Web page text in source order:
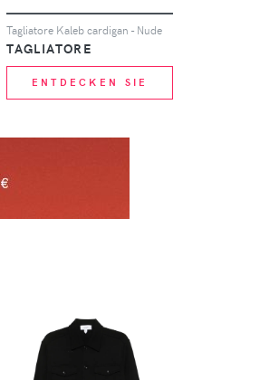
Tagliatore Kaleb cardigan - Nude
TAGLIATORE
ENTDECKEN SIE